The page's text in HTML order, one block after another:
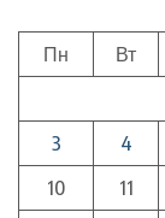
Пн Вт
3
4
10
11